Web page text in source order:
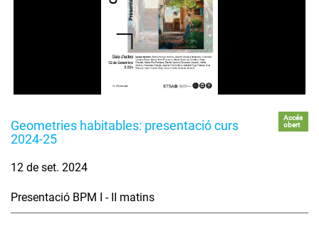
Geometries habitables: presentació curs
2024-25
Accés
obert
12 de set. 2024
Presentació BPM I - II matins